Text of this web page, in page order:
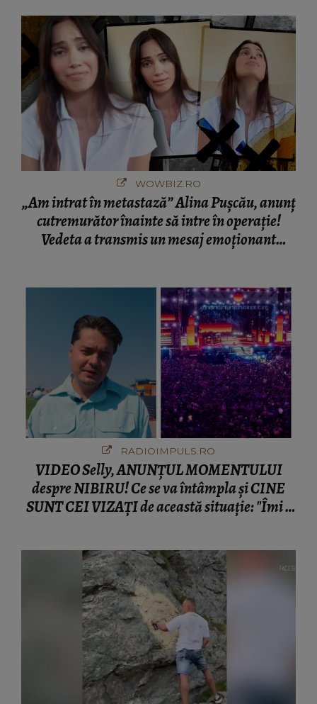
WOWBIZ.RO
„Am intrat în metastază” Alina Pușcău, anunț
cutremurător înainte să intre în operație!
Vedeta a transmis un mesaj emoționant
RADIOIMPULS.RO
VIDEO Selly, ANUNȚUL MOMENTULUI
despre NIBIRU! Ce se va întâmpla și CINE
SUNT CEI VIZAȚI de această situație: "Îmi e